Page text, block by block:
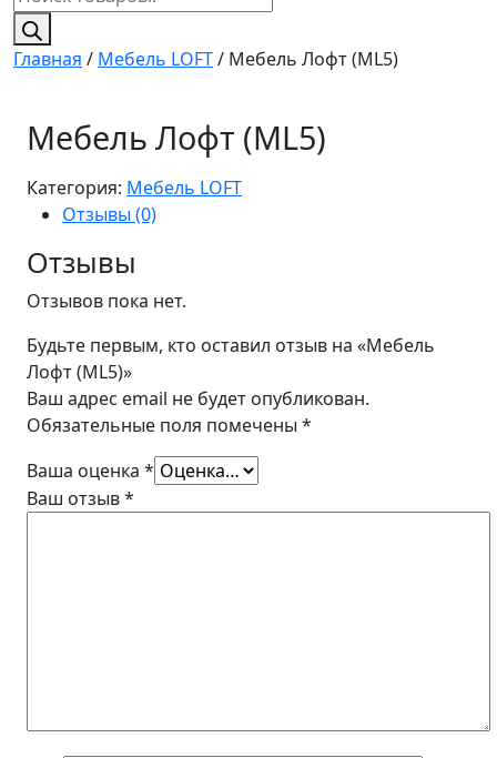
товаров
Главная / Мебель LOFT/ Мебель Лофт (ML5)
Мебель Лофт (ML5)
Категория: Мебель LOFT
Отзывы (0)
Отзывы
Отзывов пока нет.
Будьте первым, кто оставил отзыв на «Мебель
Лофт (ML5)»
Ваш адрес email не будет опубликован.
Обязательные поля помечены *
Ваша оценка *
Ваш отзыв*